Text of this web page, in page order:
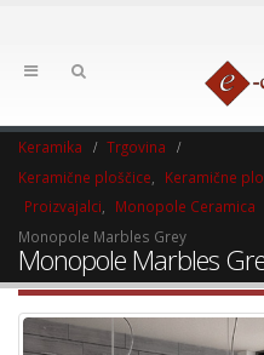
Keramika
Trgovina
Keramične ploščice
Keramične
Proizvajalci
Monopole Ceramica
Monopole Marbles Grey
Monopole Marbles